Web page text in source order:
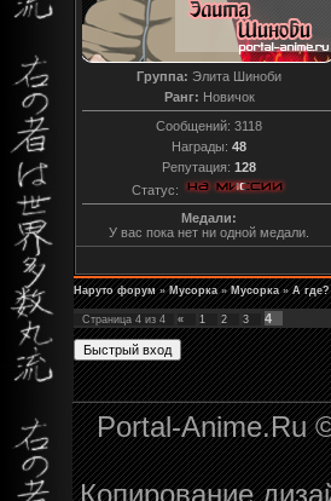
Группа: Элита Шиноби
Ранг: Новичок
Сообщений: 3118
Награды: 48
Репутация: 128
Статус:
Медали:
У вас пока нет ни одной медали.
Наруто форум » Мусорка » Мусорка » А где?
Страница 4 из 4 « 1 2 3 4
Portal-Anime.Ru
Копирование